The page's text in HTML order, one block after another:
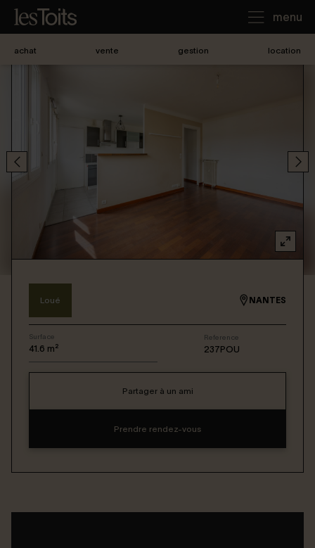
menu
Notre agence
Connexion / Inscription
achat vente gestion location
Loué NANTES
Surface
41.6 m²
Reference
237POU
Partager à un ami
Prendre rendez-vous